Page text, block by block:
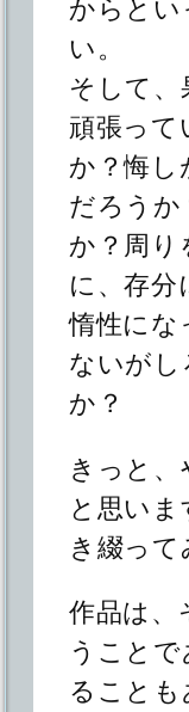
からと
い。
そして
頑張っ
か？悔し
だろう
か？周り
に、存
惰性にな
ないが
か？
きっと
と思い
き綴って
作品は、
うこと
ること